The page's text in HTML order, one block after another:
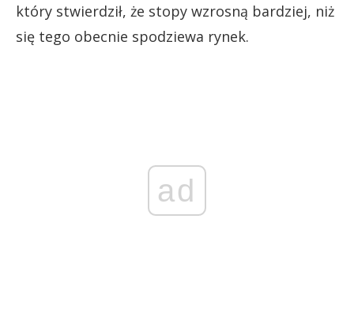
który stwierdził, że stopy wzrosną bardziej, niż
się tego obecnie spodziewa rynek.
ad